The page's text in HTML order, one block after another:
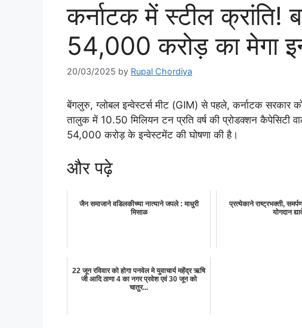
कर्नाटक में स्टील क्रांति!
54,000 करोड़ का मेगा
20/03/2025 by Rupal Chordiya
बेंगलुरु, ग्लोबल इन्वेस्टर्स मीट (GIM) से पहले, कर्नाटक सरकार
तालुक में 10.50 मिलियन टन प्रति वर्ष की प्रोडक्शन कैपेसिटी
54,000 करोड़ के इन्वेस्टमेंट की घोषणा की है।
और पढ़े
जैन समाजाने वडिलकीच्या नात्याने जपले : माधुरी
मिसाळ
प्रत्येकाने राष्ट्रभक्ती,
योगदान
22 जून रविवार को होगा पनवेल मे युवाचार्य महेंद्र ऋषि
जी आदि ठाणा 4 का नगर प्रवेश एवं 30 जून को
चातुर...